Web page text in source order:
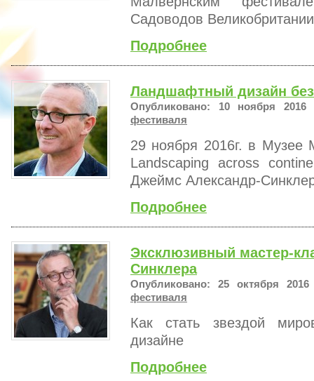
Садоводов
Подробнее
Ландшафтный дизайн без
Опубликовано: 10 ноября
фестиваля
29 ноября 2016г. в Музее
Landscaping across
Джеймс Александр-
Подробнее
Эксклюзивный мастер-
Синклера
Опубликовано: 25 октября
фестиваля
Как стать звездой
дизайне
Подробнее